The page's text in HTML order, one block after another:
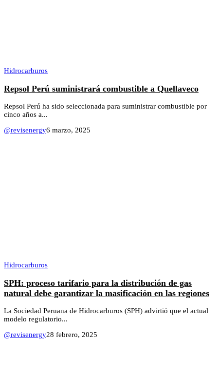
Hidrocarburos
Repsol Perú suministrará combustible a Quellaveco
Repsol Perú ha sido seleccionada para suministrar combustible por
cinco años a...
@revisenergy6 marzo, 2025
Hidrocarburos
SPH: proceso tarifario para la distribución de gas
natural debe garantizar la masificación en las regiones
La Sociedad Peruana de Hidrocarburos (SPH) advirtió que el actual
modelo regulatorio...
@revisenergy28 febrero, 2025